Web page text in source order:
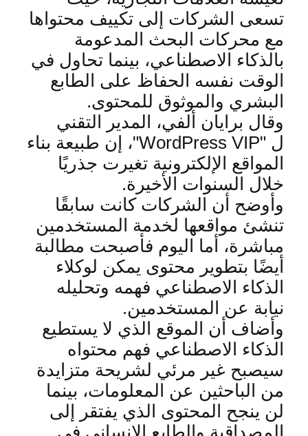
تسعى الشركات إلى تكييف محتواها
مع محركات البحث المدعومة
بالذكاء الاصطناعي، بينما تحاول في
الوقت نفسه الحفاظ على الطابع
البشري والموثوق للمحتوى.
وقال برايان ألفي، المدير التقني
ل "WordPress VIP"
، إن طبيعة بناء
المواقع الإلكترونية تغيرت جذريًا
خلال السنوات الأخيرة.
وأوضح أن الشركات كانت سابقًا
تنشئ مواقعها لخدمة المستخدمين
مباشرة، أما اليوم فأصبحت مطالبة
أيضًا بتطوير محتوى يمكن لوكلاء
الذكاء الاصطناعي فهمه وتحليله
نيابة عن المستخدمين.
وأضاف أن الموقع الذي لا يستطيع
الذكاء الاصطناعي فهم محتواه
سيصبح غير مرئي لشريحة متزايدة
من الباحثين عن المعلومات، بينما
لن ينجح المحتوى الذي يفتقر إلى
المصداقية والطابع الإنساني في